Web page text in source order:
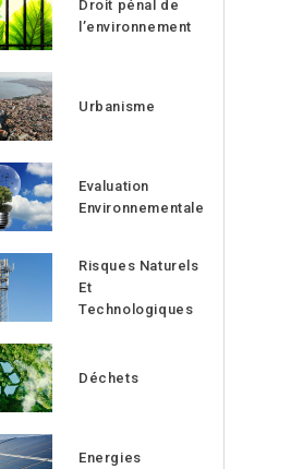
Droit pénal de
l’environnement
Urbanisme
Evaluation
Environnementale
Risques Naturels
Et
Technologiques
Déchets
Energies